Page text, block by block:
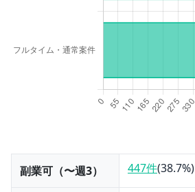
副業可（〜週3） 447件(38.7%)